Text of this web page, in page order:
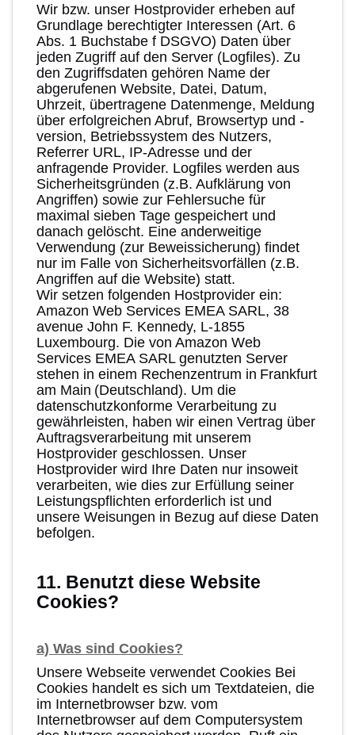
Wir bzw. unser Hostprovider erheben auf
Grundlage berechtigter Interessen (Art. 6
Abs. 1 Buchstabe f DSGVO) Daten über
jeden Zugriff auf den Server (Logfiles). Zu
den Zugriffsdaten gehören Name der
abgerufenen Website, Datei, Datum,
Uhrzeit, übertragene Datenmenge, Meldung
über erfolgreichen Abruf, Browsertyp und -
version, Betriebssystem des Nutzers,
Referrer URL, IP-Adresse und der
anfragende Provider. Logfiles werden aus
Sicherheitsgründen (z.B. Aufklärung von
Angriffen) sowie zur Fehlersuche für
maximal sieben Tage gespeichert und
danach gelöscht. Eine anderweitige
Verwendung (zur Beweissicherung) findet
nur im Falle von Sicherheitsvorfällen (z.B.
Angriffen auf die Website) statt.
Wir setzen folgenden Hostprovider ein:
Amazon Web Services EMEA SARL, 38
avenue John F. Kennedy, L-1855
Luxembourg. Die von Amazon Web
Services EMEA SARL genutzten Server
stehen in einem Rechenzentrum in Frankfurt
am Main (Deutschland). Um die
datenschutzkonforme Verarbeitung zu
gewährleisten, haben wir einen Vertrag über
Auftragsverarbeitung mit unserem
Hostprovider geschlossen. Unser
Hostprovider wird Ihre Daten nur insoweit
verarbeiten, wie dies zur Erfüllung seiner
Leistungspflichten erforderlich ist und
unsere Weisungen in Bezug auf diese Daten
befolgen.
11. Benutzt diese Website
Cookies?
a) Was sind Cookies?
Unsere Webseite verwendet Cookies Bei
Cookies handelt es sich um Textdateien, die
im Internetbrowser bzw. vom
Internetbrowser auf dem Computersystem